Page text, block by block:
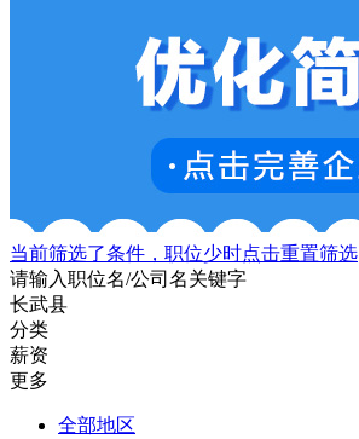
当前筛选了条件，职位少时点击重置筛选
请输入职位名/公司名关键字
长武县
分类
薪资
更多
全部地区